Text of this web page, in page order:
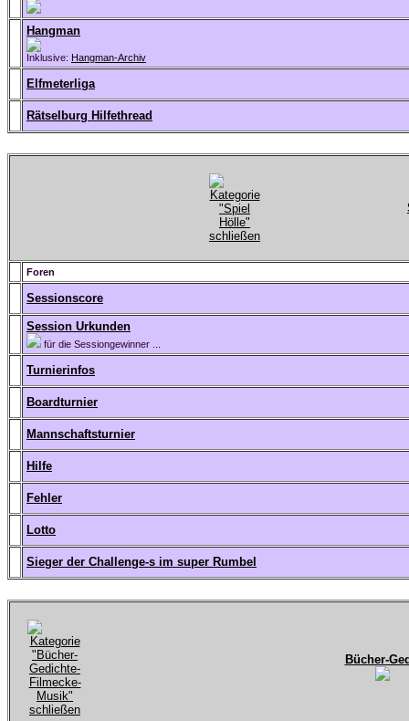
Hangman
Inklusive: Hangman-Archiv
Elfmeterliga
Rätselburg Hilfethread
Foren
Sessionscore
Session Urkunden
für die Sessiongewinner ...
Turnierinfos
Boardturnier
Mannschaftsturnier
Hilfe
Fehler
Lotto
Sieger der Challenge-s im super Rumbel
Bücher-